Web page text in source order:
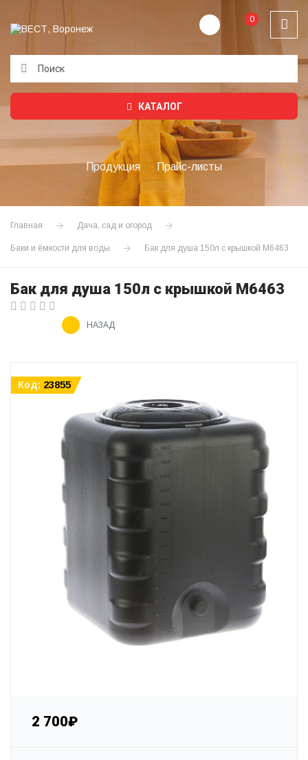
0
КАТАЛОГ
Продукция Прайс-листы
Главная Дача, сад и огород
Баки и ёмкости для воды Бак для душа 150л с крышкой М6463
Бак для душа 150л с крышкой М6463
НАЗАД
Код: 23855
2 700₽